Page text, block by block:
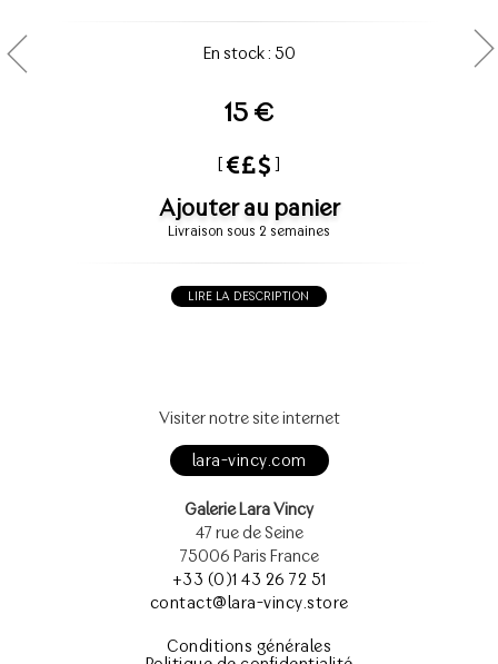
En stock : 50
15 €
[ ]
Ajouter au panier
Livraison sous 2 semaines
LIRE LA DESCRIPTION
Visiter notre site internet
lara-vincy.com
Galerie Lara Vincy
47 rue de Seine
75006 Paris France
+33 (0)1 43 26 72 51
contact@lara-vincy.store
Conditions générales